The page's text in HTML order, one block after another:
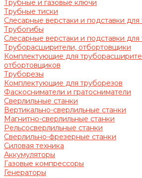
Трубные и газовые ключи
Трубные тиски
Слесарные верстаки и подставки для
Трубогибы
Слесарные верстаки и подставки для
Труборасширители, отбортовщики
Комплектующие для
отбортовщиков
Труборезы
Комплектующие для труборезов
Фаскосниматели и гратосниматели
Сверлильные станки
Вертикально-сверлильные станки
Магнитно-сверлильные станки
Рельсосверлильные станки
Сверлильно-фрезерные станки
Силовая техника
Аккумуляторы
Газовые компрессоры
Генераторы